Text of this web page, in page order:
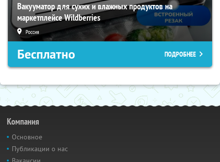
Вакууматор для сухих и влажных продуктов на
маркетплейсе Wildberries
Россия
Бесплатно ПОДРОБНЕЕ
Компания
Основное
Публикации о нас